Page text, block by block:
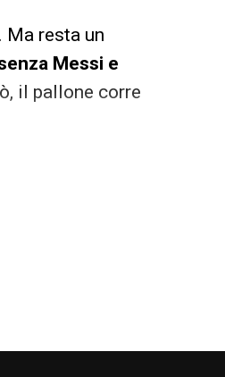
. Ma resta un
Messi e
il pallone corre